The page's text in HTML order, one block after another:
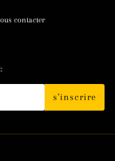
contacter
s'inscrire